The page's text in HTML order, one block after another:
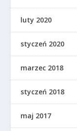
luty 2020
styczeń 2020
marzec 2018
styczeń 2018
maj 2017